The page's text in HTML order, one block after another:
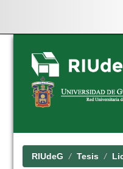
Skip
navigation
RIUdeG Tesis